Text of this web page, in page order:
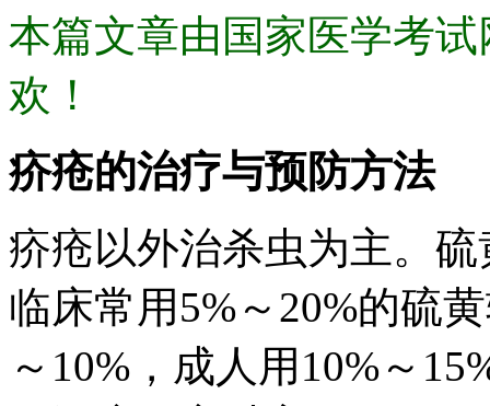
本篇文章由国家医学考
欢！
疥疮的治疗与预防方法
疥疮以外治杀虫为主。
临床常用5%～20%的硫
～10%，成人用10%～